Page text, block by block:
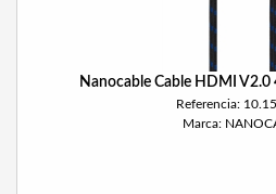
Nanocable Cable HDMI
Referencia:
Marca: